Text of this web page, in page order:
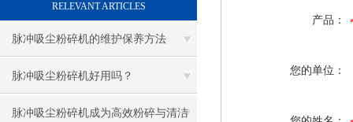
RELEVANT ARTICLES
脉冲吸尘粉碎机的维护保养方法
脉冲吸尘粉碎机好用吗？
脉冲吸尘粉碎机成为高效粉碎与清洁
产品：
您的单位：